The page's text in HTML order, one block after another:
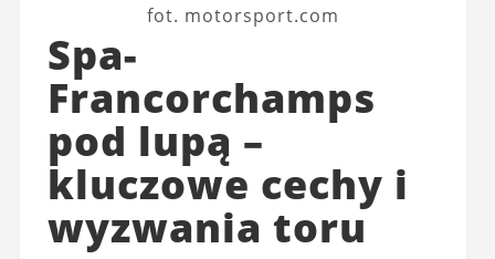
fot. motorsport.com
Spa-
Francorchamps
pod lupą –
kluczowe cechy i
wyzwania toru